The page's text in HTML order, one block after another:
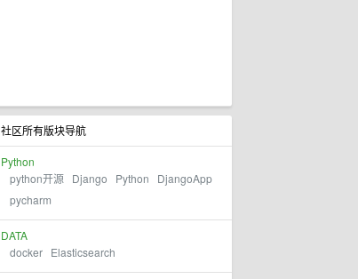
社区所有版块导航
Python
python开源 Django Python
DjangoApp
pycharm
DATA
docker Elasticsearch